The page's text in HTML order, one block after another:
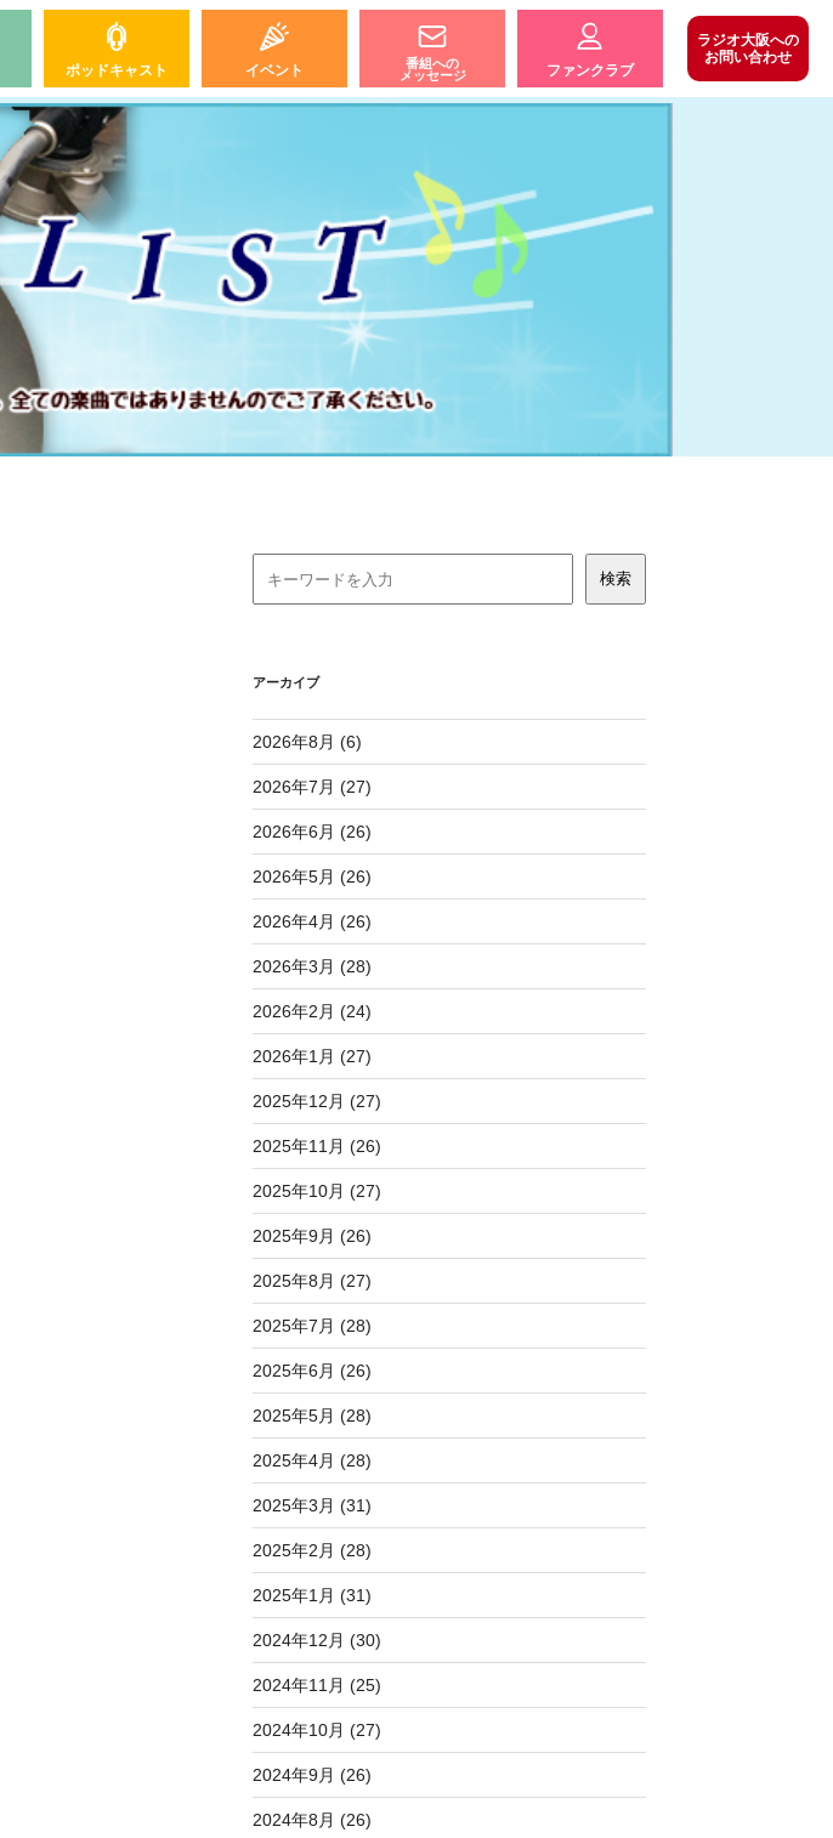
ポッドキャスト イベント
番組への
メッセージ
ファンクラブ
ラジオ大阪への
お問い合わせ
アーカイブ
2026年8月 (6)
2026年7月 (27)
2026年6月 (26)
2026年5月 (26)
2026年4月 (26)
2026年3月 (28)
2026年2月 (24)
2026年1月 (27)
2025年12月 (27)
2025年11月 (26)
2025年10月 (27)
2025年9月 (26)
2025年8月 (27)
2025年7月 (28)
2025年6月 (26)
2025年5月 (28)
2025年4月 (28)
2025年3月 (31)
2025年2月 (28)
2025年1月 (31)
2024年12月 (30)
2024年11月 (25)
2024年10月 (27)
2024年9月 (26)
2024年8月 (26)